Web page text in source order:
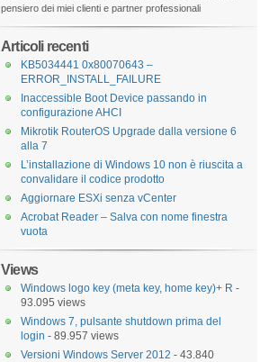
pensiero dei miei clienti e partner professionali
Articoli recenti
KB5034441 0x80070643 –
ERROR_INSTALL_FAILURE
Inaccessible Boot Device passando in
configurazione AHCI
Mikrotik RouterOS Upgrade dalla versione 6
alla 7
L’installazione di Windows 10 non è riuscita a
convalidare il codice prodotto
Aggiornare ESXi senza vCenter
Acrobat Reader – Salva con nome finestra
vuota
Views
Windows logo key (meta key, home key)+ R -
93.095 views
Windows 7, pulsante shutdown prima del
login - 89.957 views
Versioni Windows Server 2012 - 43.840